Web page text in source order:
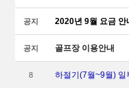
공지 2020년 9월 요금 안
공지 골프장 이용안내
8 하절기(7월~9월) 일